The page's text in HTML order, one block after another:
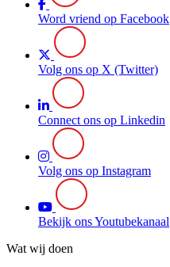
Word vriend op Facebook
Volg ons op X (Twitter)
Connect ons op Linkedin
Volg ons op Instagram
Bekijk ons Youtubekanaal
Wat wij doen